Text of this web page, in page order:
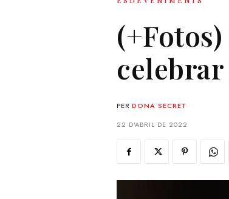
PER DONA SECRET
22 D'ABRIL DE 2022